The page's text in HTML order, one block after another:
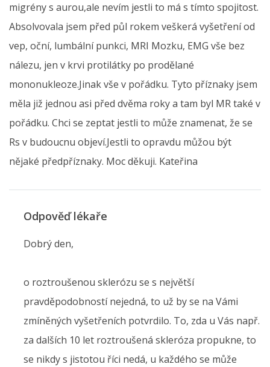
migrény s aurou,ale nevím jestli to má s tímto spojitost.
Absolvovala jsem před půl rokem veškerá vyšetření od
vep, oční, lumbální punkci, MRI Mozku, EMG vše bez
nálezu, jen v krvi protilátky po prodělané
mononukleoze.Jinak vše v pořádku. Tyto příznaky jsem
měla již jednou asi před dvěma roky a tam byl MR také v
pořádku. Chci se zeptat jestli to může znamenat, že se
Rs v budoucnu objeví.Jestli to opravdu můžou být
nějaké předpříznaky. Moc děkuji. Kateřina
Odpověď lékaře
Dobrý den,
o roztroušenou sklerózu se s největší
pravděpodobností nejedná, to už by se na Vámi
zmíněných vyšetřeních potvrdilo. To, zda u Vás např.
za dalších 10 let roztroušená skleróza propukne, to
se nikdy s jistotou říci nedá, u každého se může